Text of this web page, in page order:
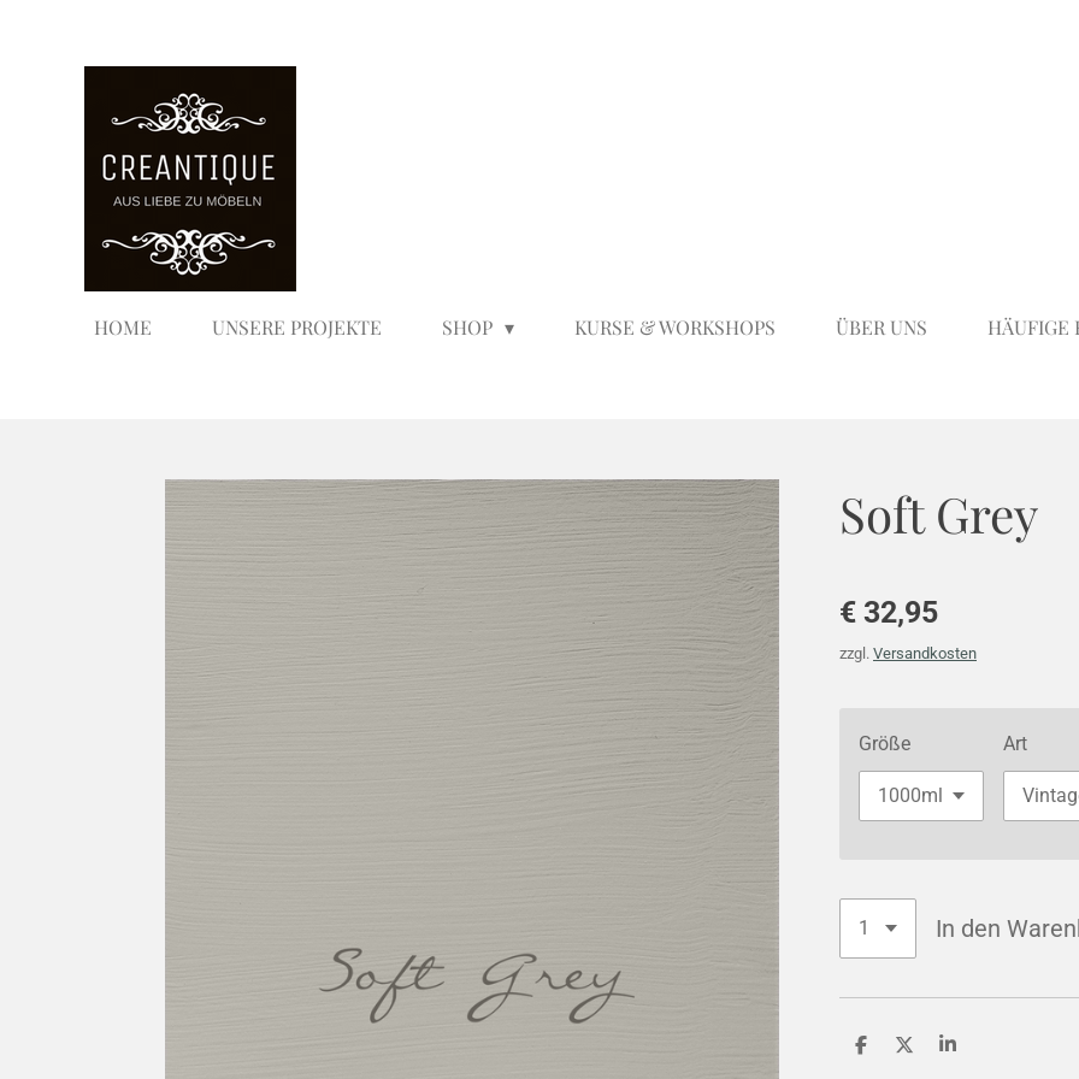
HOME UNSERE PROJEKTE SHOP KURSE & WORKSHOPS ÜBER UNS HÄUFIGE
Soft Grey
€ 32,95
zzgl. Versandkosten
Größe Art
In den
T
T
T